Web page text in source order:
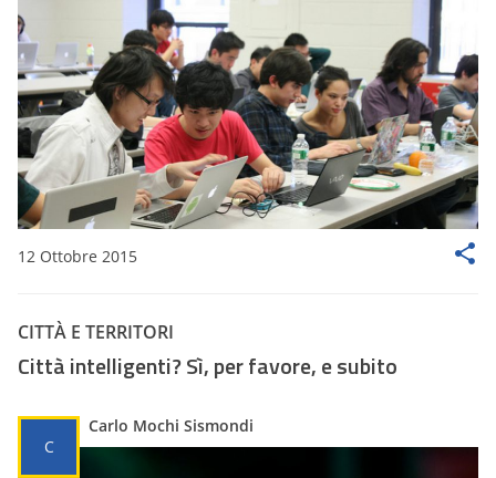
12 Ottobre 2015
CITTÀ E TERRITORI
Città intelligenti? Sì, per favore, e subito
C
Carlo Mochi Sismondi